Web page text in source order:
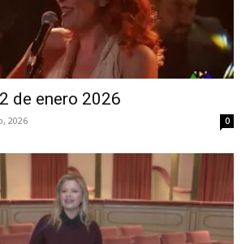
de enero 2026
2026 0